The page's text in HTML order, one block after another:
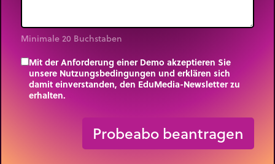
Minimale 20 Buchstaben
Mit der Anforderung einer Demo akzeptieren Sie
unsere Nutzungsbedingungen und erklären sich
damit einverstanden, den EduMedia-Newsletter zu
erhalten.
Probeabo beantragen